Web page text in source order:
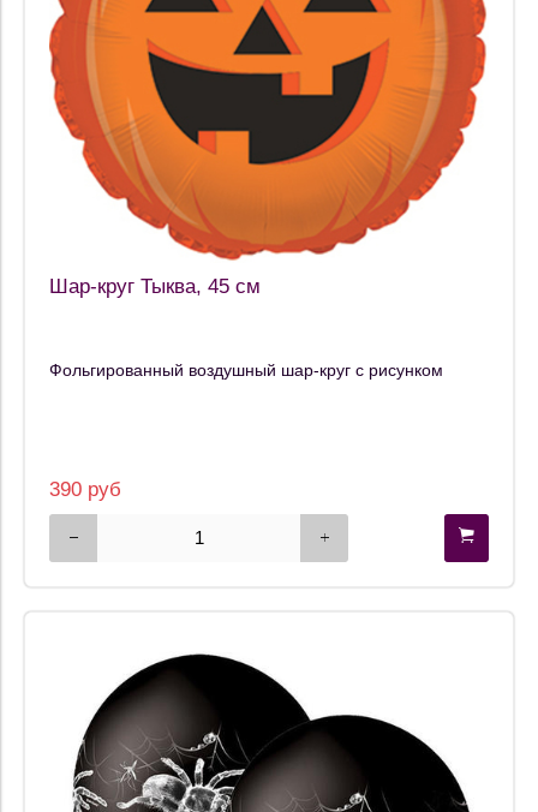
Шар-круг Тыква, 45 см
Фольгированный воздушный шар-круг с рисунком
390 руб